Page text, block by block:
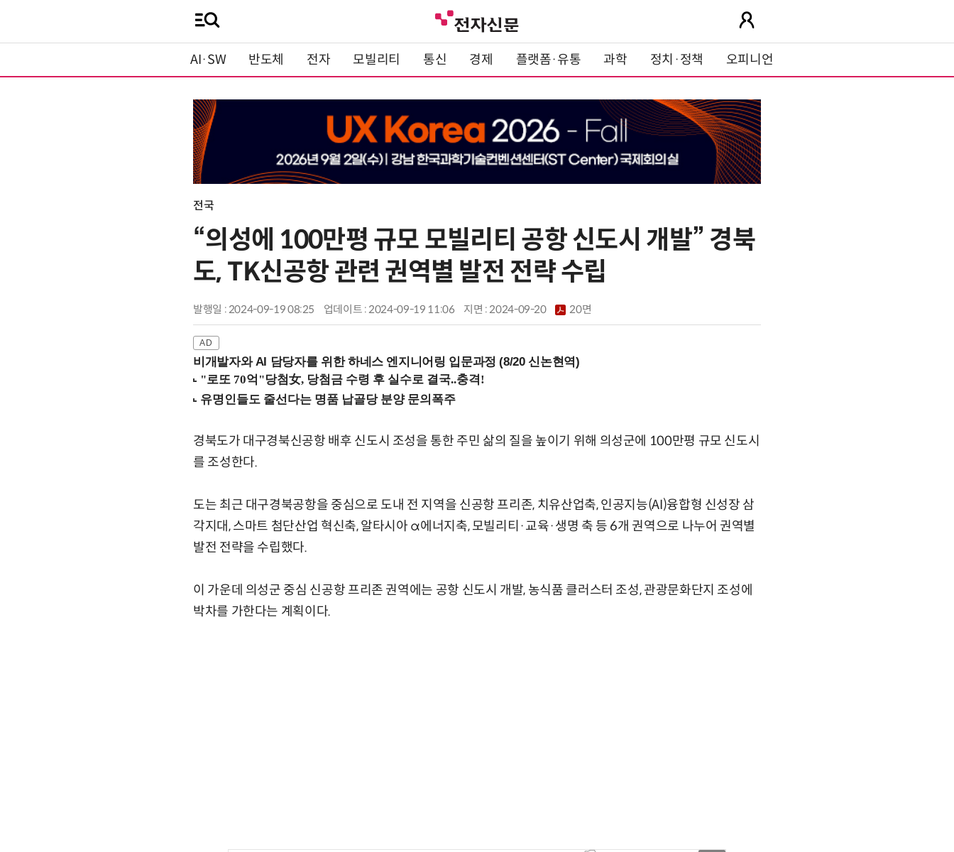
AI·SW 반도체 전자 모빌리티 통신 경제 플랫폼·유통 과학 정치·정책 오피니언
전국
“의성에 100만평 규모 모빌리티 공항 신도시 개발” 경북
도, TK신공항 관련 권역별 발전 전략 수립
발행일 : 2024-09-19 08:25 업데이트 : 2024-09-19 11:06 지면 :2024-09-20 20면
비개발자와 AI 담당자를 위한 하네스 엔지니어링 입문과정 (8/20 신논현역)
경북도가 대구경북신공항 배후 신도시 조성을 통한 주민 삶의 질을 높이기 위해 의성군에 100만평 규모 신도시
를 조성한다.
도는 최근 대구경북공항을 중심으로 도내 전 지역을 신공항 프리존, 치유산업축, 인공지능(AI)융합형 신성장 삼
각지대, 스마트 첨단산업 혁신축, 알타시아 α에너지축, 모빌리티·교육·생명 축 등 6개 권역으로 나누어 권역별
발전 전략을 수립했다.
이 가운데 의성군 중심 신공항 프리존 권역에는 공항 신도시 개발, 농식품 클러스터 조성, 관광문화단지 조성에
박차를 가한다는 계획이다.